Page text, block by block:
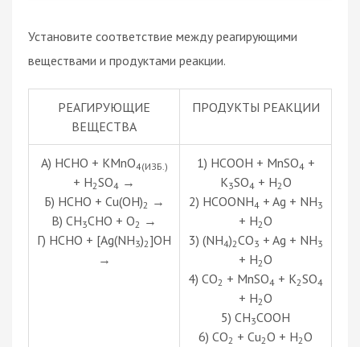
Установите соответствие между реагирующими
веществами и продуктами реакции.
РЕАГИРУЮЩИЕ
ВЕЩЕСТВА
ПРОДУКТЫ РЕАКЦИИ
А) HCHO + KMnO4(ИЗБ.)
+ H2SO4 →
Б) HCHO + Cu(OH)2 →
В) CH3CHO + O2 →
Г) HCHO + [Ag(NH3)2 ]OH
→
1) HCOOH + MnSO4 +
K3SO4 + H2O
2) HCOONH4 + Ag + NH3
+ H2O
3) (NH4)2CO3 + Ag + NH3
+ H2O
4) CO2 + MnSO4 + K2SO4
+ H2O
5) CH3COOH
6) CO2 + Cu2O + H2O